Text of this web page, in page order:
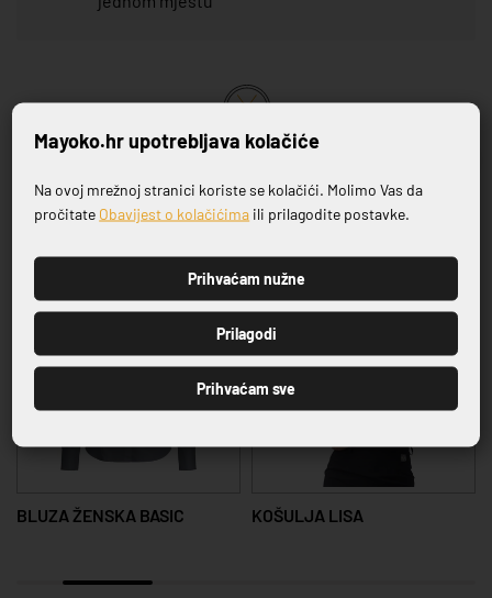
VRHUNSKA KVALITETA PROIZVODA
Povezani proizvodi
BLUZA ŽENSKA BASIC KOŠULJA LISA
Prijavite se na naš newsletter
PRIJAVI SE
Mayoko.hr upotrebljava kolačiće
Na ovoj mrežnoj stranici koriste se kolačići. Molimo Vas da
pročitate Obavijest o kolačićima ili prilagodite postavke.
Prihvaćam nužne
Prilagodi
Prihvaćam sve